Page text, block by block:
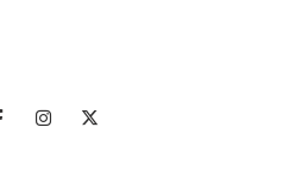
FacebookInstagram